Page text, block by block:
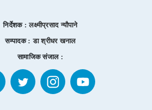
निर्देशक :लक्ष्मीप्रसाद न्यौपाने
सम्पादक :डा श्रीधर खनाल
सामाजिक संजाल :